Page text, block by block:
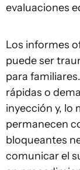
evaluaciones
Los informes
puede ser
para
rápidas o
inyección y, lo
permanecen
bloqueantes
comunicar el